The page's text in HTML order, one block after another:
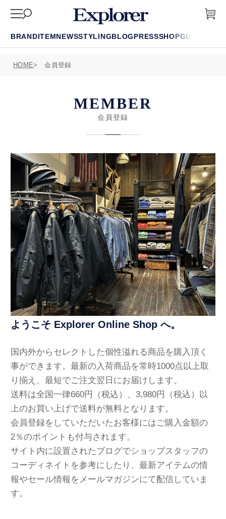
BRANDITEMNEWSSTYLINGBLOGPRESSSHOPGUIDE
HOME 会員登録
MEMBER
会員登録
ようこそ Explorer Online Shop へ。
国内外からセレクトした個性溢れる商品を購入頂く
事ができます。最新の入荷商品を常時1000点以上取
り揃え、最短でご注文翌日にお届けします。
送料は全国一律660円（税込）、3,980円（税込）以
上のお買い上げで送料が無料となります。
会員登録をしていただいたお客様にはご購入金額の
2％のポイントも付与されます。
サイト内に設置されたブログでショップスタッフの
コーディネイトを参考にしたり、最新アイテムの情
報やセール情報をメールマガジンにて配信していま
す。